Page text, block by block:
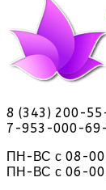
8 (343) 200-
7-953-000-
ПН-ВС с 08-00
ПН-ВС с 06-